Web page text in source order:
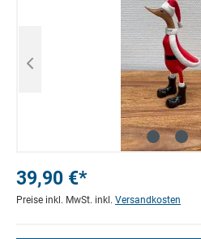
39,90 €*
Preise inkl. MwSt. inkl. Versandkosten